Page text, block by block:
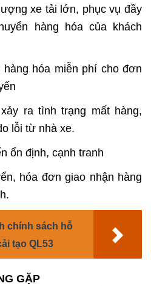
xe tải lớn, phục vụ đầy
hàng hóa của khách
hàng hóa miễn phí cho đơn
ra tình trạng mất hàng,
lỗi từ nhà xe.
ổn định, cạnh tranh
hóa đơn giao nhận hàng
chính sách hỗ
tạo QL53
GẶP